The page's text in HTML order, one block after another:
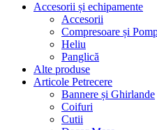
Accesorii și echipamente
Accesorii
Compresoare și
Heliu
Panglică
Alte produse
Articole Petrecere
Bannere și Ghirlande
Coifuri
Cutii